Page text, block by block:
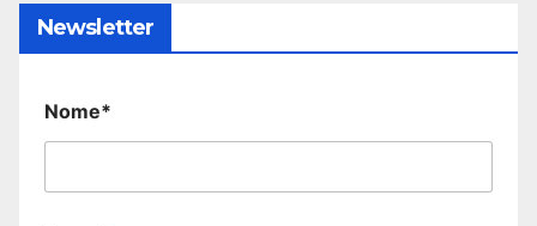
Newsletter
Nome*